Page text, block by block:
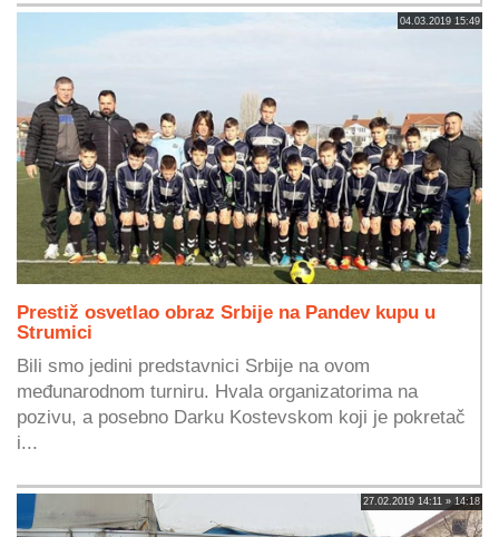
04.03.2019 15:49
Prestiž osvetlao obraz Srbije na Pandev kupu u
Strumici
Bili smo jedini predstavnici Srbije na ovom
međunarodnom turniru. Hvala organizatorima na
pozivu, a posebno Darku Kostevskom koji je pokretač
i...
27.02.2019 14:11 » 14:18